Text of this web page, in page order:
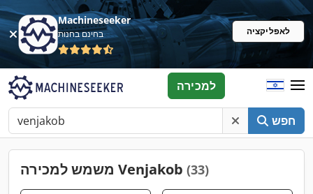
Machineseeker
בחינם בחנות לאפליקציה
חפש
למכירה
משמש למכירה Venjakob (33)